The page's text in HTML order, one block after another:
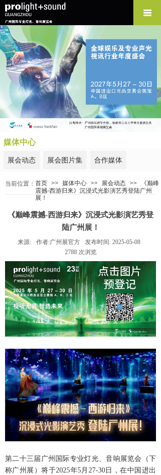
媒体中心
展会动态 展会图片集 合作媒体
首页 >> 媒体中心 >> 展会动态 >>
《巅峰
震撼-西游归来》沉浸式光影演艺秀登陆广州
展！
当前位置：
《巅峰震撼-西游归来》沉浸式光影演艺秀登
陆广州展！
来源: 作者:广州展官方 发布时间: 2025-05-08
2788 次浏览
第二十三届广州国际专业灯光、音响展览会（下
称广州展）将于2025年5月27-30日，在中国进出